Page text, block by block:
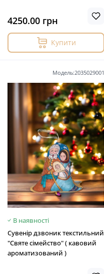
4250.00 грн
Купити
Модель:2035029001
В наявності
Сувенір дзвоник текстильний
"Святе сімейство" ( кавовий
ароматизований )